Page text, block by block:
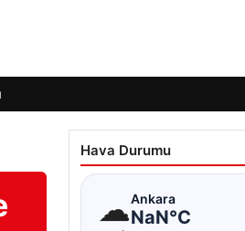
Hava Durumu
☁Ankara
NaN°C